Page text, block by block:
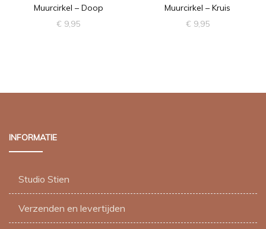
Muurcirkel – Doop
€ 9,95
Muurcirkel – Kruis
€ 9,95
INFORMATIE
Studio Stien
Verzenden en levertijden